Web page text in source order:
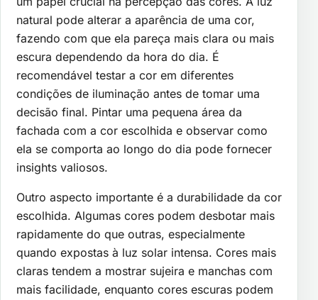
natural pode alterar a aparência de uma cor,
fazendo com que ela pareça mais clara ou mais
escura dependendo da hora do dia. É
recomendável testar a cor em diferentes
condições de iluminação antes de tomar uma
decisão final. Pintar uma pequena área da
fachada com a cor escolhida e observar como
ela se comporta ao longo do dia pode fornecer
insights valiosos.
Outro aspecto importante é a durabilidade da cor
escolhida. Algumas cores podem desbotar mais
rapidamente do que outras, especialmente
quando expostas à luz solar intensa. Cores mais
claras tendem a mostrar sujeira e manchas com
mais facilidade, enquanto cores escuras podem